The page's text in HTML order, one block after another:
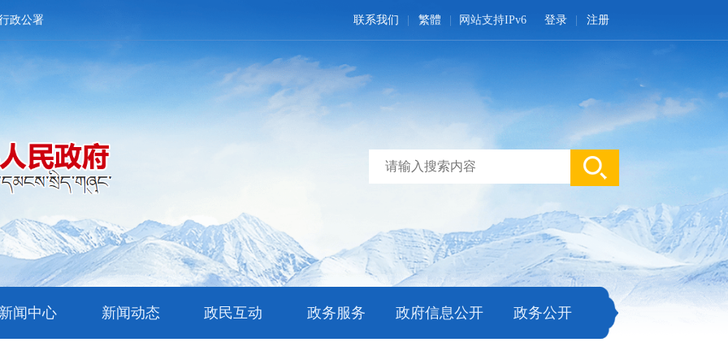
政公署 登录 注册
网站支持IPv6
联系我们 繁體
闻中心 新闻动态 政民互动 政务服务 政府信息公开 政务公开